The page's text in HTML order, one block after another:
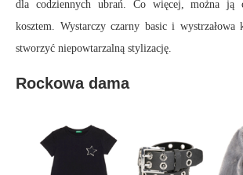
dla codziennych ubrań. Co więcej, można ją
kosztem. Wystarczy czarny basic i wystrzałowa
stworzyć niepowtarzalną stylizację.
Rockowa dama